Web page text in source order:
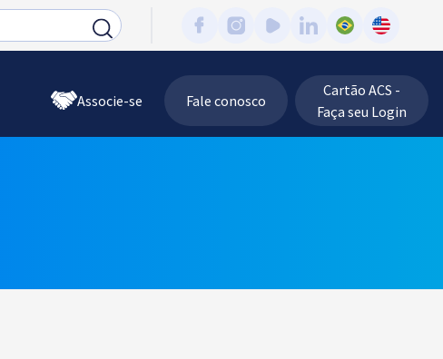
Associe-se Fale conosco
Cartão ACS -
Faça seu Login